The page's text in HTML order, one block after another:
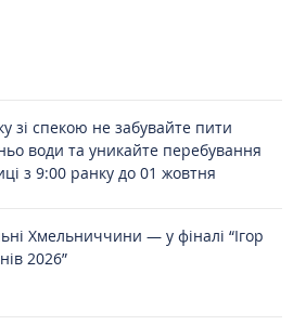
зі спекою не забувайте пити
води та уникайте перебування
з 9:00 ранку до 01 жовтня
Хмельниччини — у фіналі “Ігор
2026”